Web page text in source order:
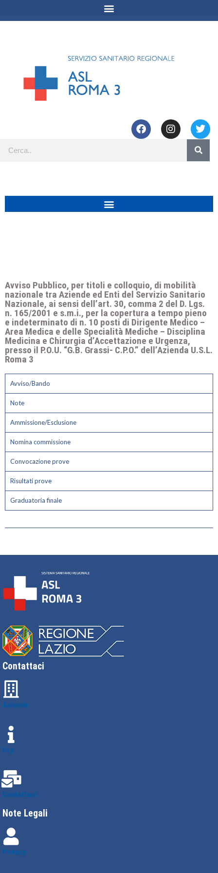
Avviso Pubblico, per titoli e colloquio, di mobilità
nazionale tra Aziende ed Enti del Servizio Sanitario
Nazionale, ai sensi dell’art. 30, comma 2 del D. Lgs.
n. 165/2001 e s.m.i., per la copertura a tempo pieno
e indeterminato di n. 10 posti di Dirigente Medico –
Area Medica e delle Specialità Mediche – Disciplina
Medicina e Chirurgia d’Accettazione e Urgenza,
presso il P.O.U. “G.B. Grassi- C.P.O.” dell’Azienda U.S.L.
Roma 3
Avviso/Bando
Note
Ammissione/Esclusione
Nomina commissione
Convocazione prove
Risultati prove
Graduatoria finale
Contattaci
Azienda
Urp
Contattaci
Note Legali
Privacy